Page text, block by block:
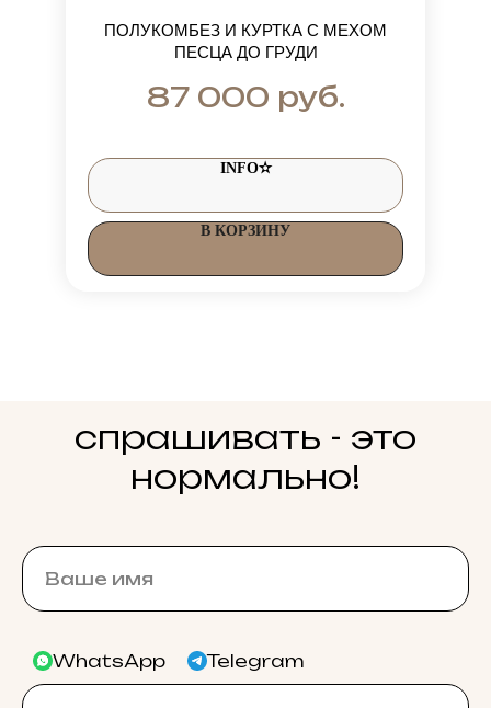
ПОЛУКОМБЕЗ И КУРТКА С МЕХОМ
ПЕСЦА ДО ГРУДИ
87 000 руб.
INFO✫
В КОРЗИНУ
спрашивать - это
нормально!
WhatsApp Telegram